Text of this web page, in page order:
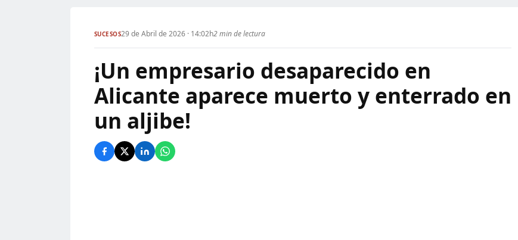
SUCESOS29 de Abril de 2026 · 14:02h2 min de lectura
¡Un empresario desaparecido en
Alicante aparece muerto y enterrado en
un aljibe!